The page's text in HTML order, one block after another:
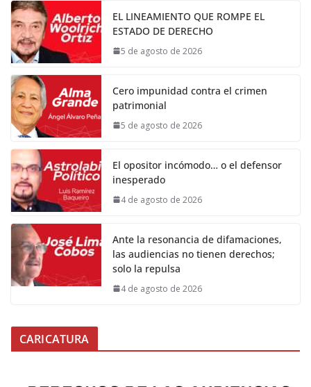
EL LINEAMIENTO QUE ROMPE EL
ESTADO DE DERECHO
5 de agosto de 2026
Cero impunidad contra el crimen
patrimonial
5 de agosto de 2026
El opositor incómodo… o el defensor
inesperado
4 de agosto de 2026
Ante la resonancia de difamaciones,
las audiencias no tienen derechos;
solo la repulsa
4 de agosto de 2026
CARICATURA